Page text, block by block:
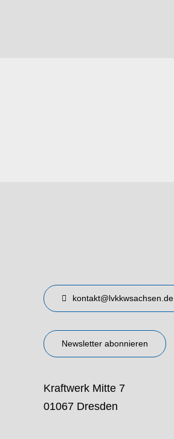
kontakt@lvkkwsachsen.de
Newsletter abonnieren
Kraftwerk Mitte 7
01067 Dresden